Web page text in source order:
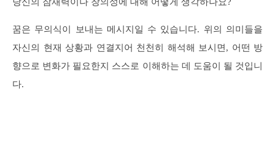
꿈은 무의식이 보내는 메시지일 수 있습니다. 위의 의미들을
자신의 현재 상황과 연결지어 천천히 해석해 보시면, 어떤 방
향으로 변화가 필요한지 스스로 이해하는 데 도움이 될 것입니
다.